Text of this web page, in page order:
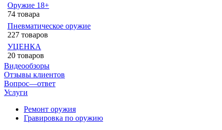
Оружие 18+
74 товара
Пневматическое оружие
227 товаров
УЦЕНКА
20 товаров
Видеообзоры
Отзывы клиентов
Вопрос—ответ
Услуги
Ремонт оружия
Гравировка по оружию